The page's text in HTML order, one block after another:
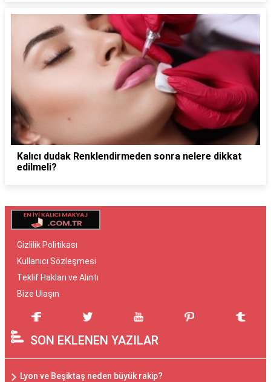
Kalıcı dudak Renklendirmeden sonra nelere dikkat
edilmeli?
Gizlilik Politikası
Kullanıcı Sözleşmesi
Teklif Hakları ve Alıntı
Bize Ulaşın
SON EKLENEN YAZILAR
Lyon ve Beşiktaş neden büyük rakip?